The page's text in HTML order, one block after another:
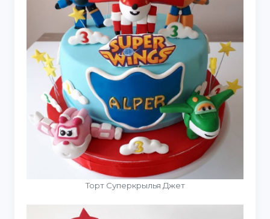
Торт Суперкрылья Джет